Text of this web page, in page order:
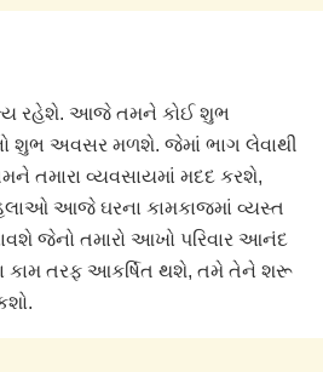
રહેશે. આજે તમને કોઈ શુભ
શુભ અવસર મળશે. જેમાં ભાગ લેવાથી
તમારા વ્યવસાયમાં મદદ કરશે,
આજે ઘરના કામકાજમાં વ્યસ્ત
જેનો તમારો આખો પરિવાર આનંદ
કામ તરફ આકર્ષિત થશે, તમે તેને શરૂ